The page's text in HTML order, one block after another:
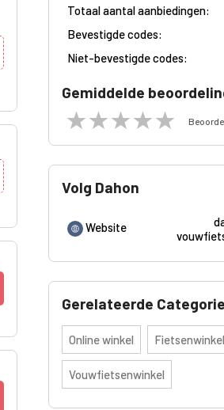
Totaal aantal aanbiedingen:
Bevestigde codes:
Niet-bevestigde codes:
Gemiddelde
Volg Dahon
Website
Gerelateerde
Online winkel Fietsenwinkel
Vouwfietsenwinkel